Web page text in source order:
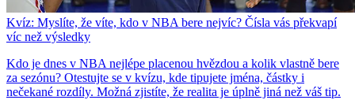
Kvíz: Myslíte, že víte, kdo v NBA bere nejvíc? Čísla vás překvapí
víc než výsledky
Kdo je dnes v NBA nejlépe placenou hvězdou a kolik vlastně bere
za sezónu? Otestujte se v kvízu, kde tipujete jména, částky i
nečekané rozdíly. Možná zjistíte, že realita je úplně jiná než váš tip.